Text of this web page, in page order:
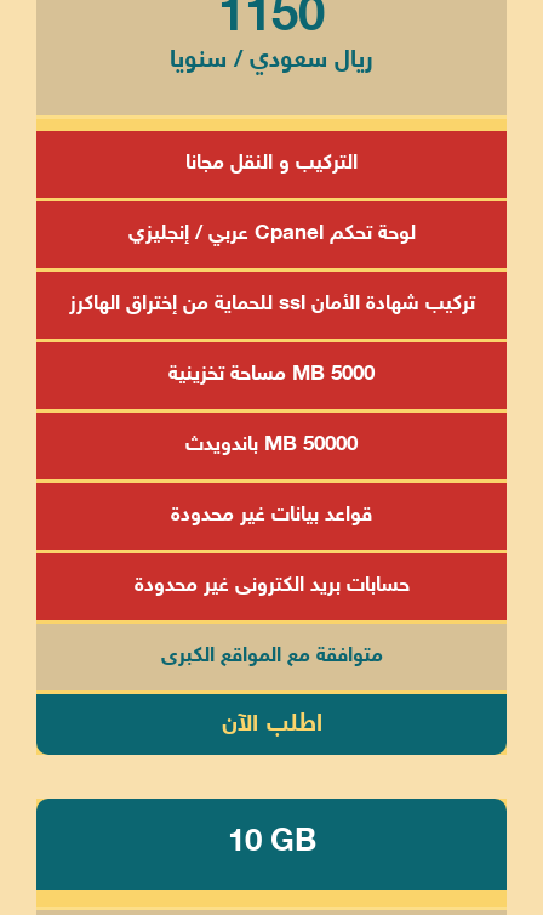
1150
ريال سعودي / سنويا
التركيب و النقل مجانا
لوحة تحكم Cpanel عربي / إنجليزي
تركيب شهادة الأمان ssl للحماية من إختراق الهاكرز
5000 MB مساحة تخزينية
50000 MB باندويدث
قواعد بيانات غير محدودة
حسابات بريد الكترونى غير محدودة
متوافقة مع المواقع الكبرى
اطلب الآن
10 GB